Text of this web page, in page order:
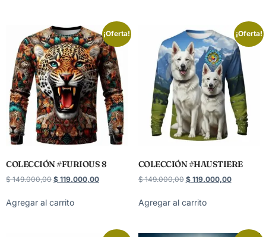
¡Oferta!
COLECCIÓN #FURIOUS 8
$149.000,00 $ 119.000,00
Agregar al carrito
¡Oferta!
COLECCIÓN #HAUSTIERE
$149.000,00 $119.000,00
Agregar al carrito